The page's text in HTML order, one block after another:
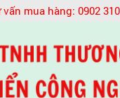
vấn mua hàng: 0902